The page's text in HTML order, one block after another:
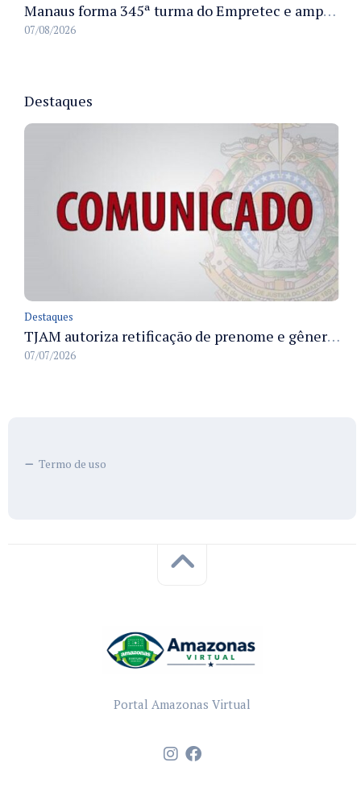
Manaus forma 345ª turma do Empretec e amplia qualificação de empreendedores na cidade
07/08/2026
Destaques
Destaques
TJAM autoriza retificação de prenome e gênero em registros civis na Comarca de Benjamin Constant
07/07/2026
Termo de uso
Portal Amazonas Virtual